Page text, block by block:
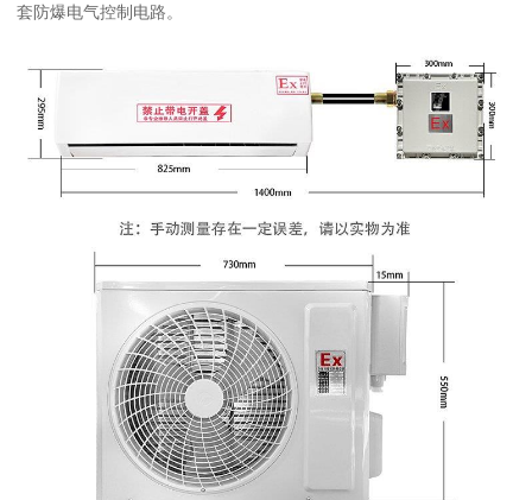
套防爆电气控制电路。